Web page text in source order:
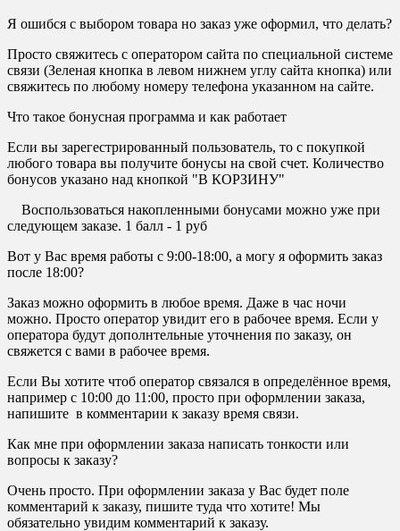
Я ошибся с выбором товара но заказ уже оформил, что делать?
Просто свяжитесь с оператором сайта по специальной системе
связи (Зеленая кнопка в левом нижнем углу сайта кнопка) или
свяжитесь по любому номеру телефона указанном на сайте.
Что такое бонусная программа и как работает
Если вы зарегестрированный пользователь, то с покупкой
любого товара вы получите бонусы на свой счет. Количество
бонусов указано над кнопкой "В КОРЗИНУ"
Воспользоваться накопленными бонусами можно уже при
следующем заказе. 1 балл - 1 руб
Вот у Вас время работы с 9:00-18:00, а могу я оформить заказ
после 18:00?
Заказ можно оформить в любое время. Даже в час ночи
можно. Просто оператор увидит его в рабочее время. Если у
оператора будут дополнтельные уточнения по заказу, он
свяжется с вами в рабочее время.
Если Вы хотите чтоб оператор связался в определённое время,
например с 10:00 до 11:00, просто при оформлении заказа,
напишите в комментарии к заказу время связи.
Как мне при оформлении заказа написать тонкости или
вопросы к заказу?
Очень просто. При оформлении заказа у Вас будет поле
комментарий к заказу, пишите туда что хотите! Мы
обязательно увидим комментарий к заказу.